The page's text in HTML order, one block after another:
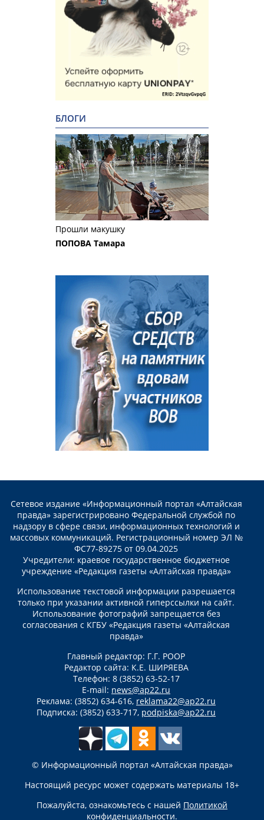
БЛОГИ
Прошли макушку
ПОПОВА Тамара
Сетевое издание «Информационный портал «Алтайская
правда» зарегистрировано Федеральной службой по
надзору в сфере связи, информационных технологий и
массовых коммуникаций. Регистрационный номер ЭЛ №
ФС77-89275 от 09.04.2025
Учредители: краевое государственное бюджетное
учреждение «Редакция газеты «Алтайская правда»
Использование текстовой информации разрешается
только при указании активной гиперссылки на сайт.
Использование фотографий запрещается без
согласования с КГБУ «Редакция газеты «Алтайская
правда»
Главный редактор: Г.Г. РООР
Редактор сайта: К.Е. ШИРЯЕВА
Телефон: 8 (3852) 63-52-17
E-mail: news@ap22.ru
Реклама: (3852) 634-616, reklama22@ap22.ru
Подписка: (3852) 633-717, podpiska@ap22.ru
© Информационный портал «Алтайская правда»
Настоящий ресурс может содержать материалы 18+
Пожалуйста, ознакомьтесь с нашей Политикой
конфиденциальности.